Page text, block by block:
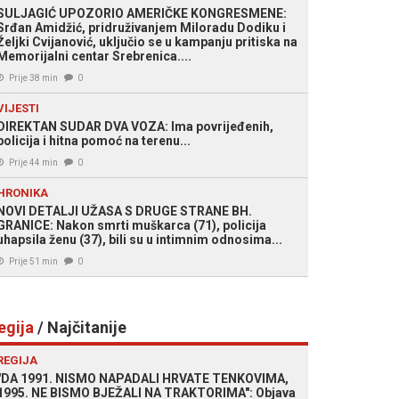
UPOZORIO AMERIČKE KONGRESMENE:
Amidžić, pridruživanjem Miloradu Dodiku i
Cvijanović, uključio se u kampanju pritiska na
centar Srebrenica....
Prije 38 min 0
SUDAR DVA VOZA: Ima povrijeđenih,
i hitna pomoć na terenu...
Prije 44 min 0
DETALJI UŽASA S DRUGE STRANE BH.
Nakon smrti muškarca (71), policija
ženu (37), bili su u intimnim odnosima...
Prije 51 min 0
/ Najčitanije
1991. NISMO NAPADALI HRVATE TENKOVIMA,
NE BISMO BJEŽALI NA TRAKTORIMA": Objava